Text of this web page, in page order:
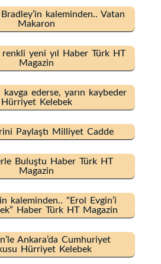
kaleminden.. Vatan
Makaron
renkli yeni yıl Haber Türk HT
Magazin
kavga ederse, yarın kaybeder
Hürriyet Kelebek
Paylaştı Milliyet Cadde
Buluştu Haber Türk HT
Magazin
kaleminden.. “Erol Evgin’i
Haber Türk HT Magazin
Ankara’da Cumhuriyet
Hürriyet Kelebek